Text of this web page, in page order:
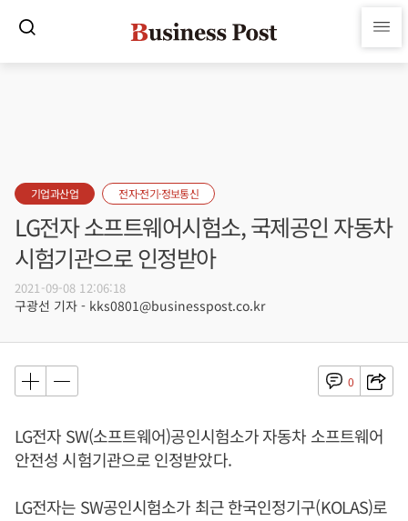
기업과산업 전자·전기·정보통신
LG전자 소프트웨어시험소, 국제공인 자동차
시험기관으로 인정받아
2021-09-08 12:06:18
구광선 기자 - kks0801@businesspost.co.kr
0
LG전자 SW(소프트웨어)공인시험소가 자동차 소프트웨어
안전성 시험기관으로 인정받았다.
LG전자는 SW공인시험소가 최근 한국인정기구(KOLAS)로